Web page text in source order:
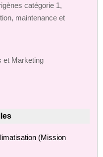
catégorie 1,
maintenance et
et Marketing
(Mission